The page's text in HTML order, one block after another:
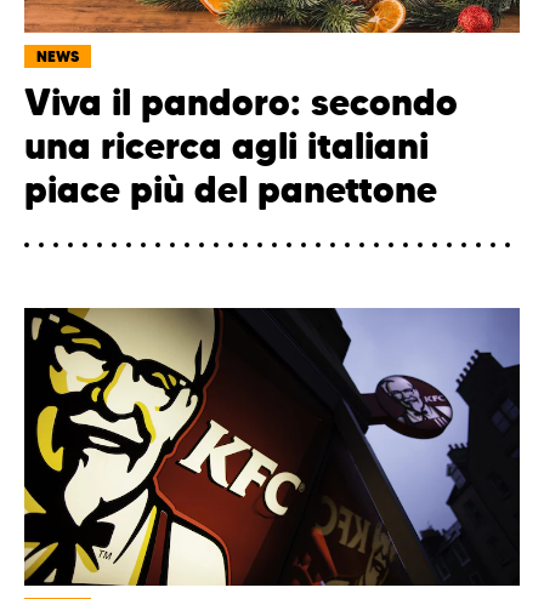
NEWS
Viva il pandoro: secondo
una ricerca agli italiani
piace più del panettone